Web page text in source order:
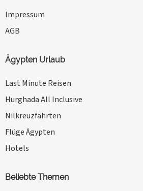
Impressum
AGB
Ägypten Urlaub
Last Minute Reisen
Hurghada All Inclusive
Nilkreuzfahrten
Flüge Ägypten
Hotels
Beliebte Themen